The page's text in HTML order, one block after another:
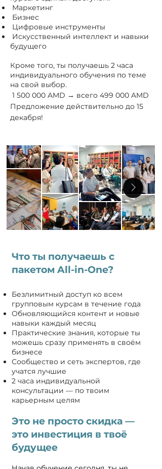
Маркетинг
Бизнес
Цифровые инструменты
Искусственный интеллект и навыки
будущего
Кроме того, ты получаешь 2 часа
индивидуального обучения по теме
на свой выбор.
1 500 000 AMD → всего 499 000 AMD
Предложение действительно до 15
декабря!
Что ты получаешь с
пакетом All-in-One?
Безлимитный доступ ко всем
групповым курсам в течение года
Обновляющийся контент и новые
навыки каждый месяц
Практические знания, которые ты
можешь сразу применять в своём
бизнесе
Сообщество и сеть экспертов, где
учатся лучшие
2 часа индивидуальной
консультации — по твоим
карьерным целям
Это не просто скидка —
это инвестиция в твоё
будущее